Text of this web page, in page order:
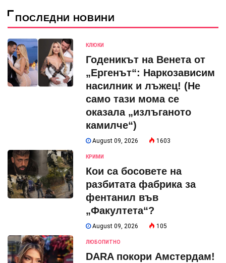
ПОСЛЕДНИ НОВИНИ
КЛЮКИ
Годеникът на Венета от
„Ергенът“: Наркозависим
насилник и лъжец! (Не
само тази мома се
оказала „излъганото
камилче“)
August 09, 2026 1603
КРИМИ
Кои са босовете на
разбитата фабрика за
фентанил във
„Факултета“?
August 09, 2026 105
ЛЮБОПИТНО
DARA покори Амстердам!